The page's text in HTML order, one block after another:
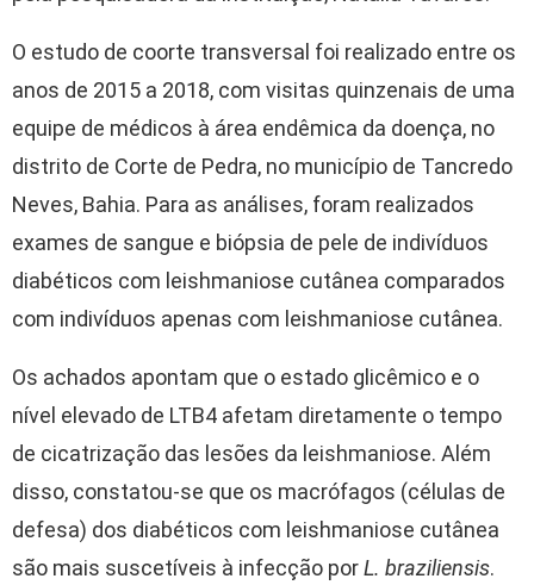
O estudo de coorte transversal foi realizado entre os
anos de 2015 a 2018, com visitas quinzenais de uma
equipe de médicos à área endêmica da doença, no
distrito de Corte de Pedra, no município de Tancredo
Neves, Bahia. Para as análises, foram realizados
exames de sangue e biópsia de pele de indivíduos
diabéticos com leishmaniose cutânea comparados
com indivíduos apenas com leishmaniose cutânea.
Os achados apontam que o estado glicêmico e o
nível elevado de LTB4 afetam diretamente o tempo
de cicatrização das lesões da leishmaniose. Além
disso, constatou-se que os macrófagos (células de
defesa) dos diabéticos com leishmaniose cutânea
são mais suscetíveis à infecção porL. braziliensis.